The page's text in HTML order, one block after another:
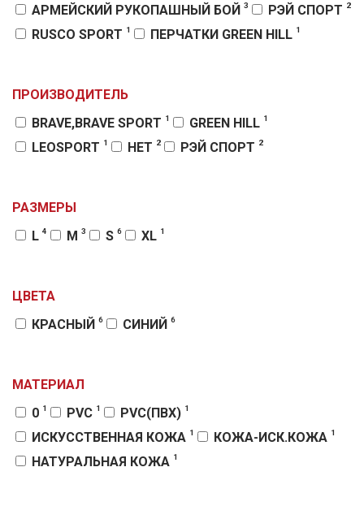
АРМЕЙСКИЙ РУКОПАШНЫЙ БОЙ 3 РЭЙ СПОРТ 2
RUSCO SPORT 1 ПЕРЧАТКИ GREEN HILL 1
ПРОИЗВОДИТЕЛЬ
BRAVE,BRAVE SPORT 1 GREEN HILL 1
LEOSPORT 1 НЕТ 2 РЭЙ СПОРТ 2
РАЗМЕРЫ
L 4 M 3 S 6 XL 1
ЦВЕТА
КРАСНЫЙ 6 СИНИЙ 6
МАТЕРИАЛ
0 1 PVC 1 PVC(ПВХ) 1
ИСКУССТВЕННАЯ КОЖА 1 КОЖА-ИСК.КОЖА 1
НАТУРАЛЬНАЯ КОЖА 1